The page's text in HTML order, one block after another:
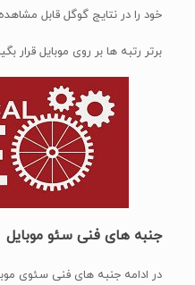
خود را در نتایج گوگل قابل
برتر رتبه ها بر روی موبایل قرار
جنبه های فنی سئو موبایل
در ادامه جنبه های فنی سئوی